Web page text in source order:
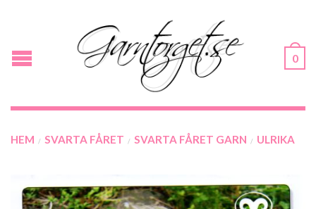
0
HEM / SVARTA FÅRET / SVARTA FÅRET GARN / ULRIKA